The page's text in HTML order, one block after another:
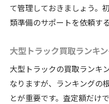
て管理しておきましょう。
類準備のサポートを依頼す
大型トラック買取ランキ
大型トラックの買取ランキ
なりますが、ランキングの
とが重要です。査定額だけ